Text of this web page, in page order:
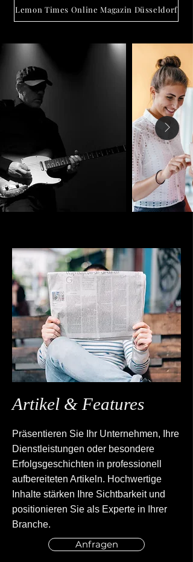
Lemon Times Online Magazin Düsseldorf
Artikel & Features
Präsentieren Sie Ihr Unternehmen, Ihre
Dienstleistungen oder besondere
Erfolgsgeschichten in professionell
aufbereiteten Artikeln. Hochwertige
Inhalte stärken Ihre Sichtbarkeit und
positionieren Sie als Experte in Ihrer
Branche.
Anfragen